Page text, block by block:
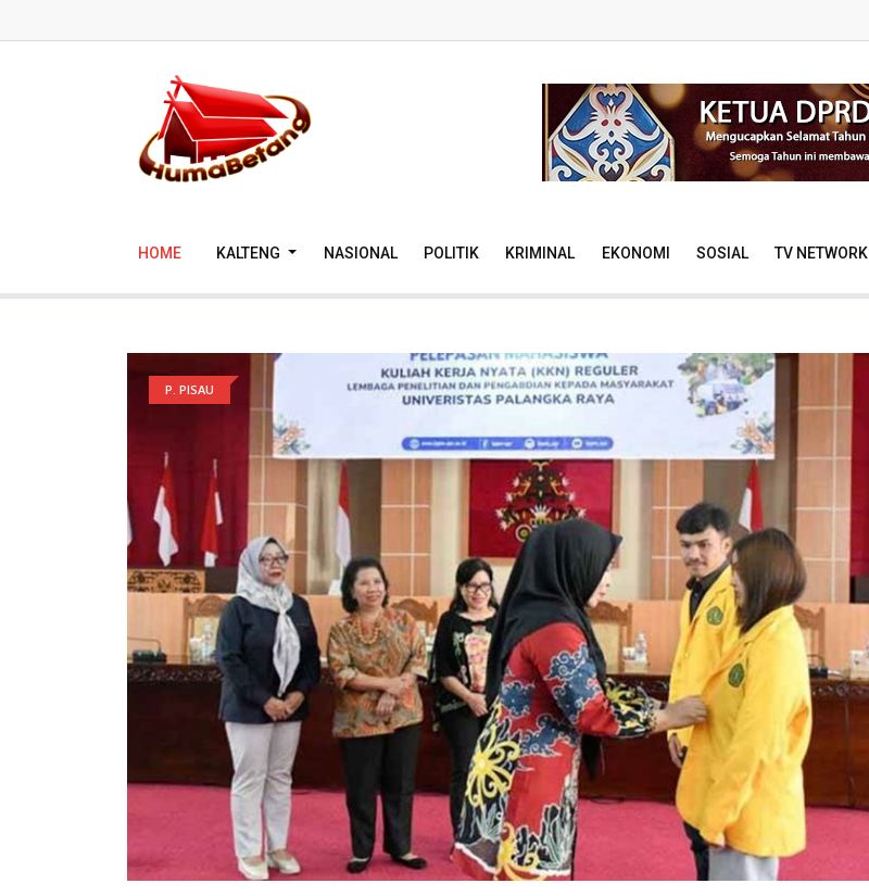
HOME KALTENG NASIONAL POLITIK KRIMINAL EKONOMI SOSIAL TV NETWORK
P. PISAU